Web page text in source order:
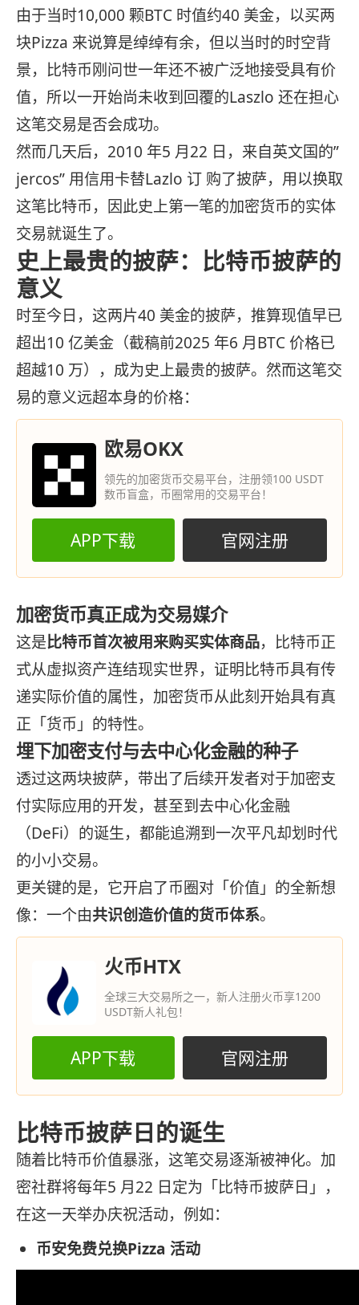
由于当时10,000 颗BTC 时值约40 美金，以买两
块Pizza 来说算是绰绰有余，但以当时的时空背
景，比特币刚问世一年还不被广泛地接受具有价
值，所以一开始尚未收到回覆的Laszlo 还在担心
这笔交易是否会成功。
然而几天后，2010 年5 月22 日，来自英文国的”
jercos” 用信用卡替Lazlo 订 购了披萨，用以换取
这笔比特币，因此史上第一笔的加密货币的实体
交易就诞生了。
史上最贵的披萨：比特币披萨的
意义
时至今日，这两片40 美金的披萨，推算现值早已
超出10 亿美金（截稿前2025 年6 月BTC 价格已
超越10 万），成为史上最贵的披萨。然而这笔交
易的意义远超本身的价格：
欧易OKX
领先的加密货币交易平台，注册领100 USDT
数币盲盒，币圈常用的交易平台！
APP下载 官网注册
加密货币真正成为交易媒介
这是比特币首次被用来购买实体商品，比特币正
式从虚拟资产连结现实世界，证明比特币具有传
递实际价值的属性，加密货币从此刻开始具有真
正「货币」的特性。
埋下加密支付与去中心化金融的种子
透过这两块披萨，带出了后续开发者对于加密支
付实际应用的开发，甚至到去中心化金融
（DeFi）的诞生，都能追溯到一次平凡却划时代
的小小交易。
更关键的是，它开启了币圈对「价值」的全新想
像：一个由共识创造价值的货币体系。
火币HTX
全球三大交易所之一，新人注册火币享1200
USDT新人礼包！
APP下载 官网注册
比特币披萨日的诞生
随着比特币价值暴涨，这笔交易逐渐被神化。加
密社群将每年5 月22 日定为「比特币披萨日」，
在这一天举办庆祝活动，例如：
币安免费兑换Pizza 活动